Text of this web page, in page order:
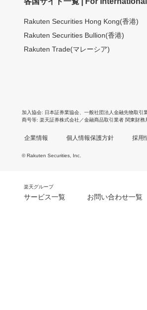
Rakuten Securities Hong Kong(香港)
Rakuten Securities Bullion(香港)
Rakuten Trade(マレーシア)
加入協会 日本証券業協会 一般社団法人金融先物取引
商号等 楽天証券株式会社／金融商品取引業者 関東財
企業情報 個人情報保護方針 採用
© Rakuten Securities, Inc.
楽天グループ
サービス一覧 お問い合わせ一覧